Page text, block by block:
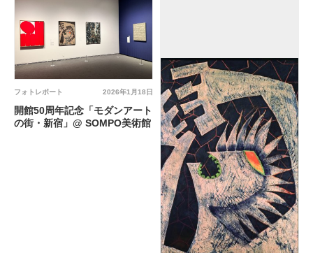
2026年1月18日
フォトレポート
開館50周年記念「モダンアート
の街・新宿」@ SOMPO美術館